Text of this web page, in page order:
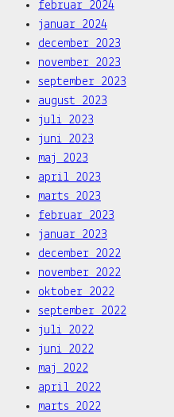
februar 2024
januar 2024
december 2023
november 2023
september 2023
august 2023
juli 2023
juni 2023
maj 2023
april 2023
marts 2023
februar 2023
januar 2023
december 2022
november 2022
oktober 2022
september 2022
juli 2022
juni 2022
maj 2022
april 2022
marts 2022